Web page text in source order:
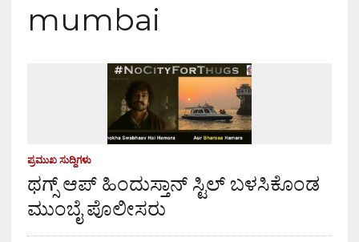
mumbai
ಪ್ರಮುಖ ಸುದ್ದಿಗಳು
ಥಗ್ಸ್ ಆಪ್ ಹಿಂದುಸ್ತಾನ್ ಸ್ಟಿಲ್ ಬಳಸಿಕೊಂಡ
ಮುಂಬೈ ಪೊಲೀಸರು